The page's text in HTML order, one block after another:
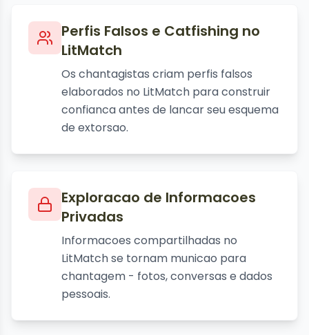
Perfis Falsos e Catfishing no
LitMatch
Os chantagistas criam perfis falsos
elaborados no LitMatch para construir
confianca antes de lancar seu esquema
de extorsao.
Exploracao de Informacoes
Privadas
Informacoes compartilhadas no
LitMatch se tornam municao para
chantagem - fotos, conversas e dados
pessoais.